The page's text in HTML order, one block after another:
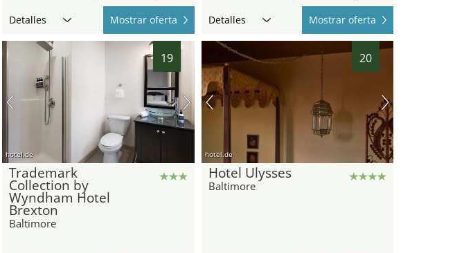
Detalles Mostrar oferta Detalles Mostrar oferta
19
hotel.de
Trademark
Collection by
Wyndham Hotel
Brexton
Baltimore
20
hotel.de
Hotel Ulysses
Baltimore